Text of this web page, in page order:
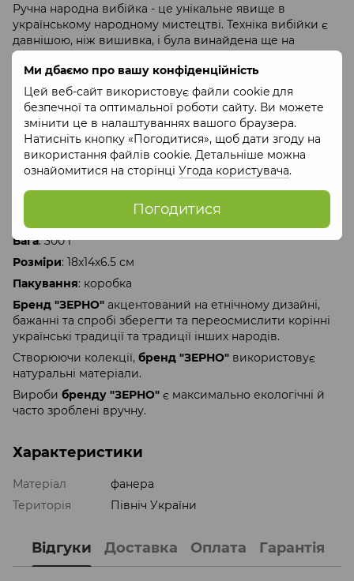
Ми дбаємо про вашу конфіденційність
Цей веб-сайт використовує файли cookie для
безпечної та оптимальної роботи сайту. Ви можете
змінити це в налаштуваннях вашого браузера.
Натисніть кнопку «Погодитися», щоб дати згоду на
використання файлів cookie. Детальніше можна
ознайомитися на сторінці Угода користувача.
Погодитися
Ручна народна вибійка - це унікальне явище в
українському народному мистецтві. Техніка вибійки є
давнішою, ніж вишивка, і була винайдена ще на
початку нашої ери. Мотиви орнаментів різноманітні та
дуже символічні.
До наборів входить: 5 дерев‘яних форм, три
спонджики і фарби, три текстильні серветки.
Коник 8х14 см
Маленькі форми від 1.5 см до 2 см
Серветка 30х30 см
Матеріал
Вага: 300 г
Розміри: 18х14х6.5 см
Пакування: коробка
Бренд "ЗЕРНО" акцентований на етнічному дизайні,
бажанні та спробі зберегти та переосмислити корінні
українські традиції та традиції інших народів.
Створюючи колекції, бренд "ЗЕРНО" використовує
натуральні матеріали.
Вироби бренду "ЗЕРНО" є максимально екологічні й
часто зроблені вручну.
Характеристики
Матеріал
фанера
Територія
Північ України
Відгуки Доставка Оплата Гарантія